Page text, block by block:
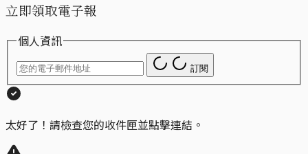
立即領取電子報
個人資訊
訂閱
太好了！請檢查您的收件匣並點擊連結。